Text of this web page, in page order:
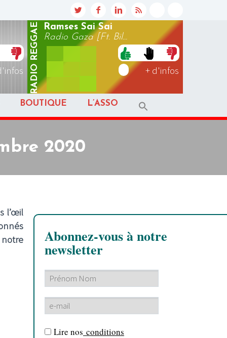
RADIO
REGGAE
Ramses Sai Sai
Radio Gaza [Ft. Bil...
+ d'infos
BOUTIQUE L’ASSO
2020
l’œil
notre
Abonnez-vous à notre
newsletter
Lire nos conditions